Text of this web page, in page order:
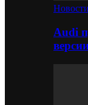
Новости
Audi